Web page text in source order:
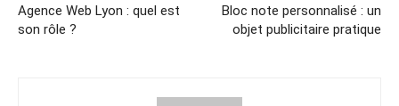
Agence Web Lyon : quel est
son rôle ?
Bloc note personnalisé : un
objet publicitaire pratique